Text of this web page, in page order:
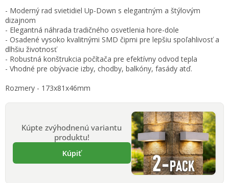
Jednotková
cena:
- Moderný rad svietidiel Up-Down s elegantným a štýlovým
dizajnom
- Elegantná náhrada tradičného osvetlenia hore-dole
- Osadené vysoko kvalitnými SMD čipmi pre lepšiu spoľahlivosť a
dlhšiu životnosť
- Robustná konštrukcia počítača pre efektívny odvod tepla
- Vhodné pre obývacie izby, chodby, balkóny, fasády atď.
Rozmery - 173x81x46mm
Kúpte zvýhodnenú variantu
produktu!
Kúpiť